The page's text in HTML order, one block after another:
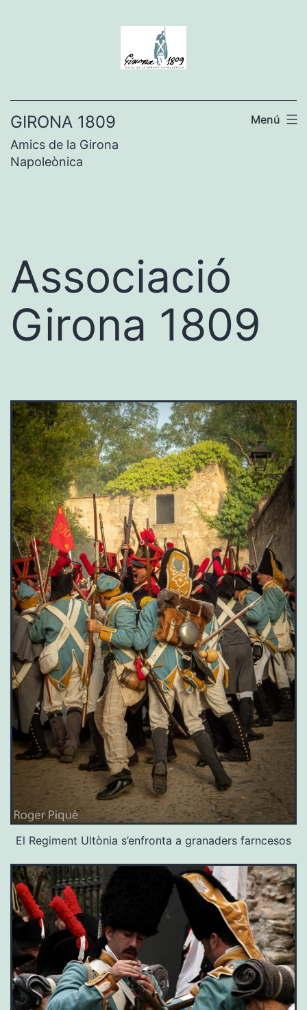
GIRONA 1809
Amics de la Girona
Napoleònica
Menú
Associació
Girona 1809
El Regiment Ultònia s’enfronta a granaders farncesos